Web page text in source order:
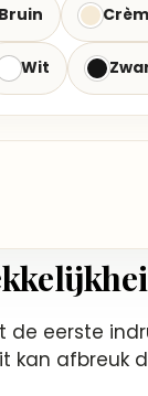
Wit
eerste
kan afbreuk